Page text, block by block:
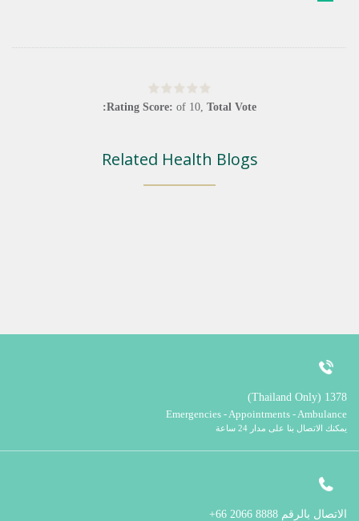
Rating Score: of 10, Total Vote:
Related Health Blogs
1378 (Thailand Only)
Emergencies - Appointments - Ambulance
يمكنك الاتصال بنا على مدار 24 ساعة
الاتصال بالرقم